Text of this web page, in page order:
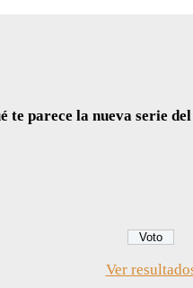
te parece la nueva serie
Ver